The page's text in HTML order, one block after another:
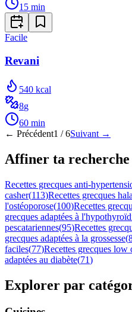
15 min
Facile
Revani
540 kcal
8g
60 min
← Précédent1 /6Suivant →
Affiner ta recherche
Recettes grecques anti-
casher(113)Recettes grecques
l'ostéoporose(100)Recettes
grecques adaptées à
pescatariennes(95)Recettes
grecques adaptées à la grossesse(
faciles(77)Recettes grecques low
adaptées au diabète(71)
Explorer par